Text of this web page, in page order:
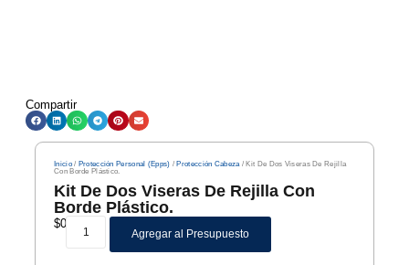
Compartir
Inicio/ Protección Personal (Epps) / Protección Cabeza/ Kit De Dos Viseras De Rejilla
Con Borde Plástico.
Kit De Dos Viseras De Rejilla Con
Borde Plástico.
$0
Agregar al Presupuesto